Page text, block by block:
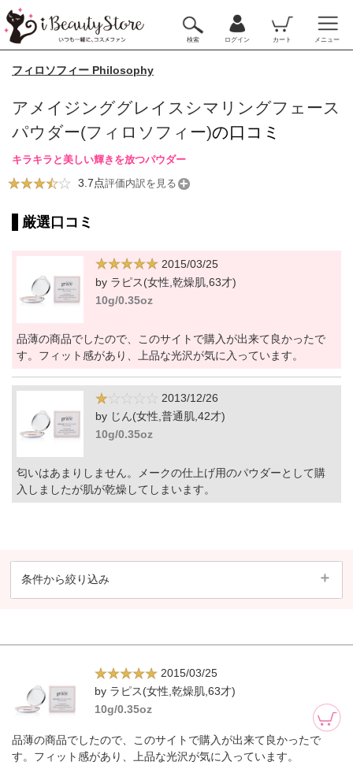
検索 ログイン カート メニュー
フィロソフィー Philosophy
アメイジンググレイスシマリングフェース
パウダー(フィロソフィー)の口コミ
キラキラと美しい輝きを放つパウダー
3.7点評価内訳を見る
厳選口コミ
2015/03/25
by ラピス(女性,乾燥肌,63才)
10g/0.35oz
品薄の商品でしたので、このサイトで購入が出来て良かったで
す。フィット感があり、上品な光沢が気に入っています。
2013/12/26
by じん(女性,普通肌,42才)
10g/0.35oz
匂いはあまりしません。メークの仕上げ用のパウダーとして購
入しましたが肌が乾燥してしまいます。
条件から絞り込み
2015/03/25
by ラピス(女性,乾燥肌,63才)
10g/0.35oz
品薄の商品でしたので、このサイトで購入が出来て良かったで
す。フィット感があり、上品な光沢が気に入っています。